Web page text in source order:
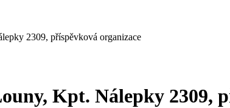
2309, příspěvková organizace
Kpt. Nálepky 2309,